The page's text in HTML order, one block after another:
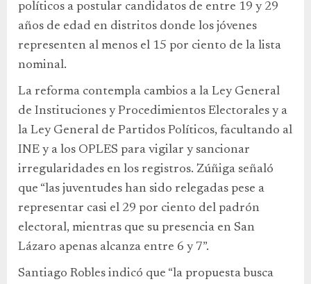
políticos a postular candidatos de entre 19 y 29
años de edad en distritos donde los jóvenes
representen al menos el 15 por ciento de la lista
nominal.
La reforma contempla cambios a la Ley General
de Instituciones y Procedimientos Electorales y a
la Ley General de Partidos Políticos, facultando al
INE y a los OPLES para vigilar y sancionar
irregularidades en los registros. Zúñiga señaló
que “las juventudes han sido relegadas pese a
representar casi el 29 por ciento del padrón
electoral, mientras que su presencia en San
Lázaro apenas alcanza entre 6 y 7”.
Santiago Robles indicó que “la propuesta busca